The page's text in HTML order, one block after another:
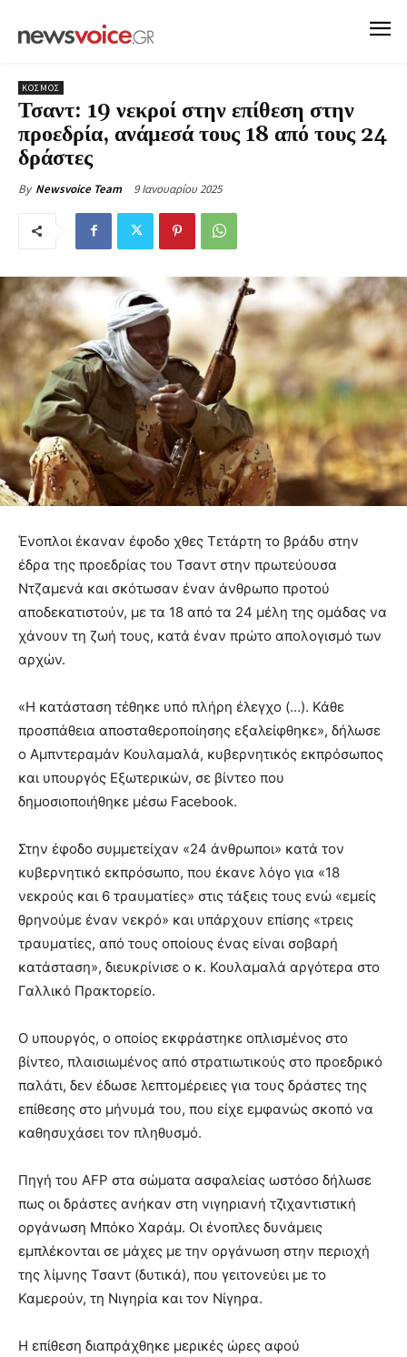
ΚΟΣΜΟΣ
Τσαντ: 19 νεκροί στην επίθεση στην
προεδρία, ανάμεσά τους 18 από τους 24
δράστες
By Newsvoice Team 9 Ιανουαρίου 2025
Ένοπλοι έκαναν έφοδο χθες Τετάρτη το βράδυ στην
έδρα της προεδρίας του Τσαντ στην πρωτεύουσα
Ντζαμενά και σκότωσαν έναν άνθρωπο προτού
αποδεκατιστούν, με τα 18 από τα 24 μέλη της ομάδας να
χάνουν τη ζωή τους, κατά έναν πρώτο απολογισμό των
αρχών.
«Η κατάσταση τέθηκε υπό πλήρη έλεγχο (…). Κάθε
προσπάθεια αποσταθεροποίησης εξαλείφθηκε», δήλωσε
ο Αμπντεραμάν Κουλαμαλά, κυβερνητικός εκπρόσωπος
και υπουργός Εξωτερικών, σε βίντεο που
δημοσιοποιήθηκε μέσω Facebook.
Στην έφοδο συμμετείχαν «24 άνθρωποι» κατά τον
κυβερνητικό εκπρόσωπο, που έκανε λόγο για «18
νεκρούς και 6 τραυματίες» στις τάξεις τους ενώ «εμείς
θρηνούμε έναν νεκρό» και υπάρχουν επίσης «τρεις
τραυματίες, από τους οποίους ένας είναι σοβαρή
κατάσταση», διευκρίνισε ο κ. Κουλαμαλά αργότερα στο
Γαλλικό Πρακτορείο.
Ο υπουργός, ο οποίος εκφράστηκε οπλισμένος στο
βίντεο, πλαισιωμένος από στρατιωτικούς στο προεδρικό
παλάτι, δεν έδωσε λεπτομέρειες για τους δράστες της
επίθεσης στο μήνυμά του, που είχε εμφανώς σκοπό να
καθησυχάσει τον πληθυσμό.
Πηγή του AFP στα σώματα ασφαλείας ωστόσο δήλωσε
πως οι δράστες ανήκαν στη νιγηριανή τζιχαντιστική
οργάνωση Μπόκο Χαράμ. Οι ένοπλες δυνάμεις
εμπλέκονται σε μάχες με την οργάνωση στην περιοχή
της λίμνης Τσαντ (δυτικά), που γειτονεύει με το
Καμερούν, τη Νιγηρία και τον Νίγηρα.
Η επίθεση διαπράχθηκε μερικές ώρες αφού